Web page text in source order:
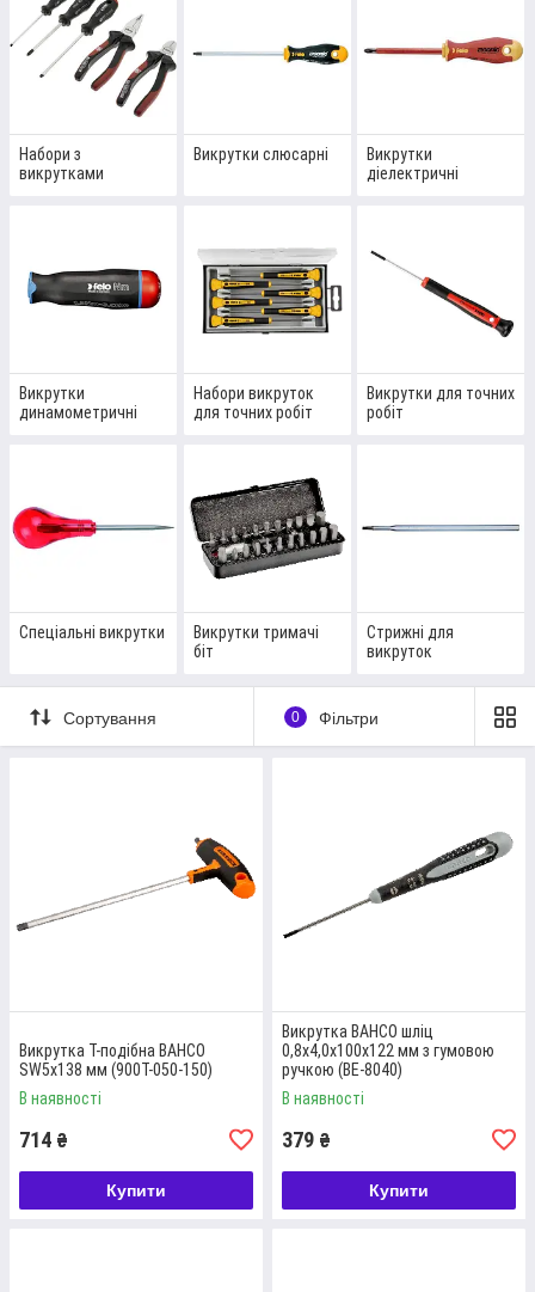
замовлення від 500 грн, за умови 100% передоплати! ТОП
продажів: шестигранні викрутки та інші, які мають
найбільший попит
Перейти до каталогу
ТОП ПРОДАЖІВ: ШЕСТИГРАННІ
ВИКРУТКИ ТА ІНШІ, ЩО КОРИСТУЮТЬСЯ
НАІЙБІЛЬШИМ ПОПИТОМ
ВИКРУТКА FELO PH2/SL6,0X1,2; CRMOV
Викрутка із високоякісним нікельованим покриттям для
Набори з
викрутками
Викрутки слюсарні
Викрутки
діелектричні
Викрутки
динамометричні
Набори викруток
для точних робіт
Викрутки для точних
робіт
Спеціальні викрутки
Викрутки тримачі
біт
Стрижні для
викруток
Сортування 0 Фільтри
Викрутка Т-подібна BAHCO
SW5x138 мм (900T-050-150)
В наявності
714 ₴
Купити
Викрутка BAHCO шліц
0,8х4,0х100х122 мм з гумовою
ручкою (BE-8040)
В наявності
379 ₴
Купити